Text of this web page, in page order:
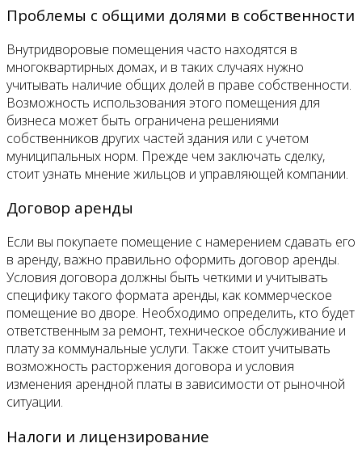
Проблемы с общими долями в собственности
Внутридворовые помещения часто находятся в
многоквартирных домах, и в таких случаях нужно
учитывать наличие общих долей в праве собственности.
Возможность использования этого помещения для
бизнеса может быть ограничена решениями
собственников других частей здания или с учетом
муниципальных норм. Прежде чем заключать сделку,
стоит узнать мнение жильцов и управляющей компании.
Договор аренды
Если вы покупаете помещение с намерением сдавать его
в аренду, важно правильно оформить договор аренды.
Условия договора должны быть четкими и учитывать
специфику такого формата аренды, как коммерческое
помещение во дворе. Необходимо определить, кто будет
ответственным за ремонт, техническое обслуживание и
плату за коммунальные услуги. Также стоит учитывать
возможность расторжения договора и условия
изменения арендной платы в зависимости от рыночной
ситуации.
Налоги и лицензирование